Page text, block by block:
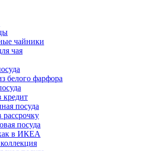
чайники
чая
белого фарфора
кредит
посуда
рассрочку
посуда
в ИКЕА